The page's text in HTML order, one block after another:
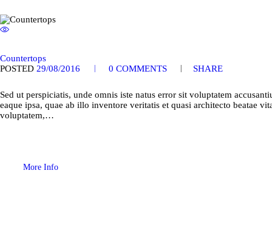
Countertops
POSTED 29/08/2016 0 COMMENTS SHARE
Sed ut perspiciatis, unde omnis iste natus error sit voluptatem
eaque ipsa, quae ab illo inventore veritatis et quasi architecto beatae
voluptatem,…
More Info